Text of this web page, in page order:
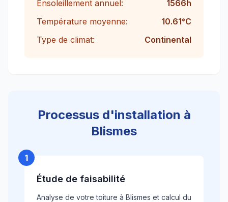
Ensoleillement annuel: 1566h
Température moyenne:
10.61°C
Type de climat:
Continental
Processus d'installation à
Blismes
1
Étude de faisabilité
Analyse de votre toiture à Blismes et calcul du